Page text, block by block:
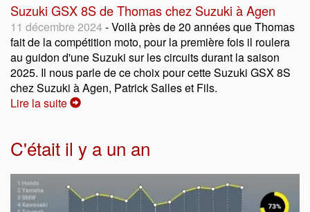
Suzuki GSX 8S de Thomas chez Suzuki à Agen
11 décembre 2024- Voilà près de 20 années que Thomas
fait de la compétition moto, pour la première fois il roulera
au guidon d'une Suzuki sur les circuits durant la saison
2025. Il nous parle de ce choix pour cette Suzuki GSX 8S
chez Suzuki à Agen, Patrick Salles et Fils.
Lire la suite
C'était il y a un an